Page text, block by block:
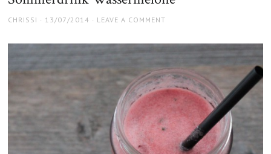
AUTHOR
CHRISSI
POSTED
13/07/2014 LEAVE A COMMENT